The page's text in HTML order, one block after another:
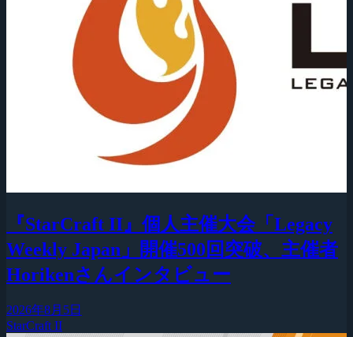
『StarCraft II』個人主催大会「Legacy
Weekly Japan」開催500回突破、主催者
Horikenさんインタビュー
2026年8月5日
StarCraft II